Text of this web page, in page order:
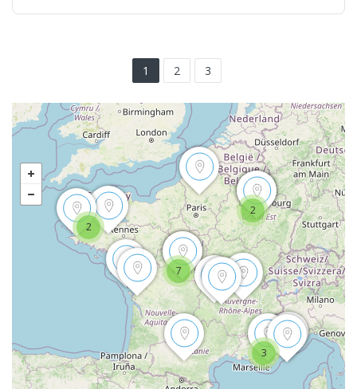
1 2 3
2
2
3
7